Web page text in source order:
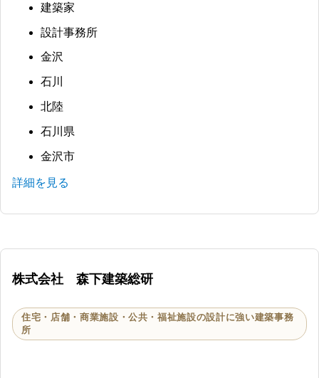
建築家
設計事務所
金沢
石川
北陸
石川県
金沢市
詳細を見る
株式会社 森下建築総研
住宅・店舗・商業施設・公共・福祉施設の設計に強い建築事務
所